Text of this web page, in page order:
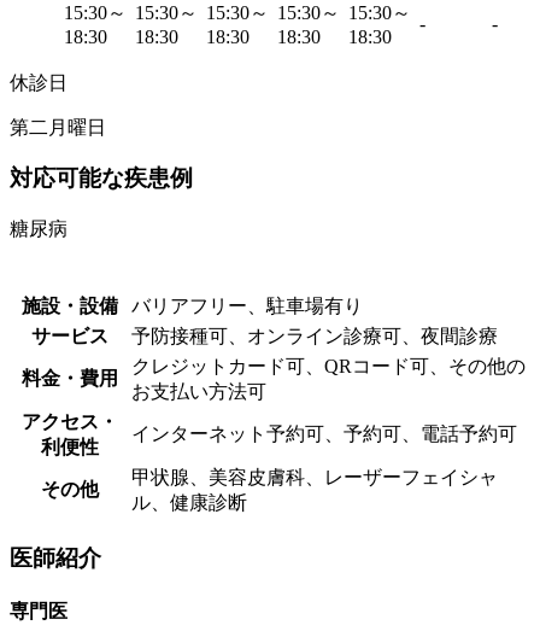
15:30～
18:30
15:30～
18:30
15:30～
18:30
15:30～
18:30
15:30～
18:30
- -
休診日
第二月曜日
対応可能な疾患例
糖尿病
施設・設備
バリアフリー、駐車場有り
サービス
予防接種可、オンライン診療可、夜間診療
料金・費用
クレジットカード可、QRコード可、その他の
お支払い方法可
アクセス・
利便性
インターネット予約可、予約可、電話予約可
その他
甲状腺、美容皮膚科、レーザーフェイシャ
ル、健康診断
医師紹介
専門医